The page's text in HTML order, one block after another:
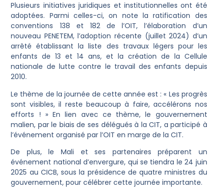
Plusieurs initiatives juridiques et institutionnelles ont été
adoptées. Parmi celles-ci, on note la ratification des
conventions 138 et 182 de l’OIT, l’élaboration d’un
nouveau PENETEM, l’adoption récente (juillet 2024) d’un
arrêté établissant la liste des travaux légers pour les
enfants de 13 et 14 ans, et la création de la Cellule
nationale de lutte contre le travail des enfants depuis
2010.
Le thème de la journée de cette année est : « Les progrès
sont visibles, il reste beaucoup à faire, accélérons nos
efforts ! » En lien avec ce thème, le gouvernement
malien, par le biais de ses délégués à la CIT, a participé à
l’événement organisé par l’OIT en marge de la CIT.
De plus, le Mali et ses partenaires préparent un
événement national d’envergure, qui se tiendra le 24 juin
2025 au CICB, sous la présidence de quatre ministres du
gouvernement, pour célébrer cette journée importante.